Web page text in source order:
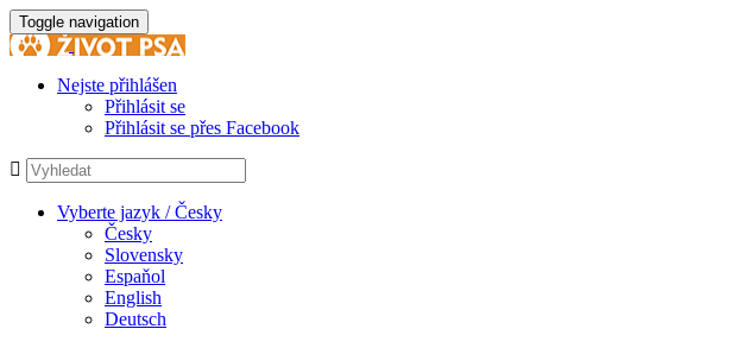
Toggle navigation
Nejste přihlášen
Přihlásit se
Přihlásit se přes Facebook
Vyberte jazyk / Česky
Česky
Slovensky
Espaňol
English
Deutsch